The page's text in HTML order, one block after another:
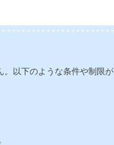
。以下のような条件や制限が